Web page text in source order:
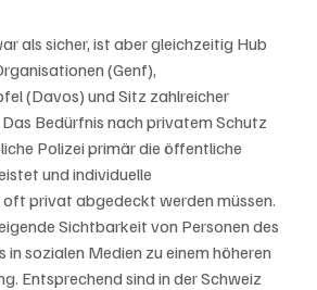
als sicher, ist aber gleichzeitig Hub
(Genf),
(Davos) und Sitz zahlreicher
Bedürfnis nach privatem Schutz
Polizei primär die öffentliche
und individuelle
privat abgedeckt werden müssen.
Sichtbarkeit von Personen des
in sozialen Medien zu einem höheren
Entsprechend sind in der Schweiz